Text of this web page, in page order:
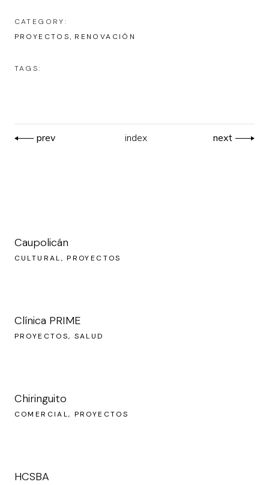
CATEGORY:
PROYECTOS
RENOVACIÓN
TAGS:
prev index next
Caupolicán
CULTURAL PROYECTOS
Clínica PRIME
PROYECTOS SALUD
Chiringuito
COMERCIAL PROYECTOS
HCSBA